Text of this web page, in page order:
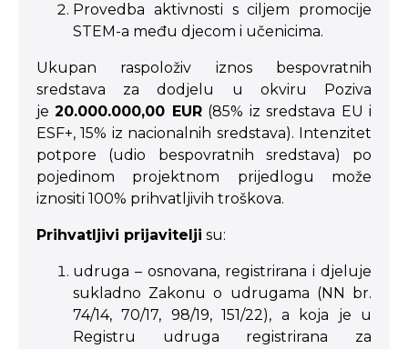
Provedba aktivnosti s ciljem promocije
STEM-a među djecom i učenicima.
Ukupan raspoloživ iznos bespovratnih
sredstava za dodjelu u okviru Poziva
je20.000.000,00 EUR(85% iz sredstava EU i
ESF+, 15% iz nacionalnih sredstava). Intenzitet
potpore (udio bespovratnih sredstava) po
pojedinom projektnom prijedlogu može
iznositi 100% prihvatljivih troškova.
Prihvatljivi prijavitelji su:
udruga – osnovana, registrirana i djeluje
sukladno Zakonu o udrugama (NN br.
74/14, 70/17, 98/19, 151/22), a koja je u
Registru udruga registrirana za